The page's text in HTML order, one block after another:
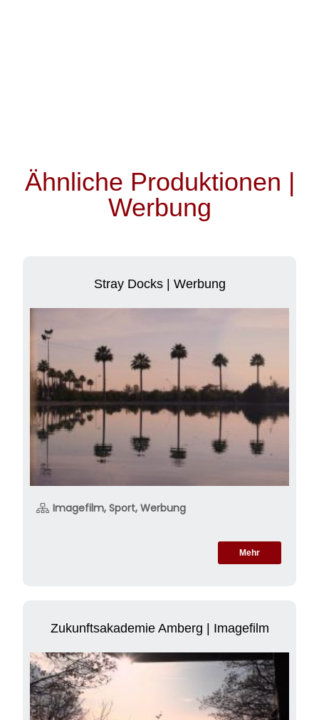
Ähnliche Produktionen |
Werbung
Stray Docks | Werbung
Imagefilm, Sport, Werbung
Mehr
Zukunftsakademie Amberg | Imagefilm